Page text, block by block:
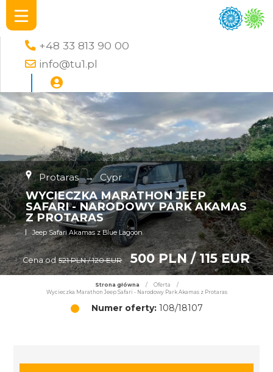
+48 33 813 90 00
info@tu1.pl
Protaras → Cypr
WYCIECZKA MARATHON JEEP
SAFARI - NARODOWY PARK AKAMAS
Z PROTARAS
Jeep Safari Akamas z Blue Lagoon
Cena od 521 PLN / 120 EUR 500 PLN / 115 EUR
Strona główna / Oferta
/
Wycieczka Marathon Jeep Safari - Narodowy Park Akamas z Protaras
Numer oferty:108/18107